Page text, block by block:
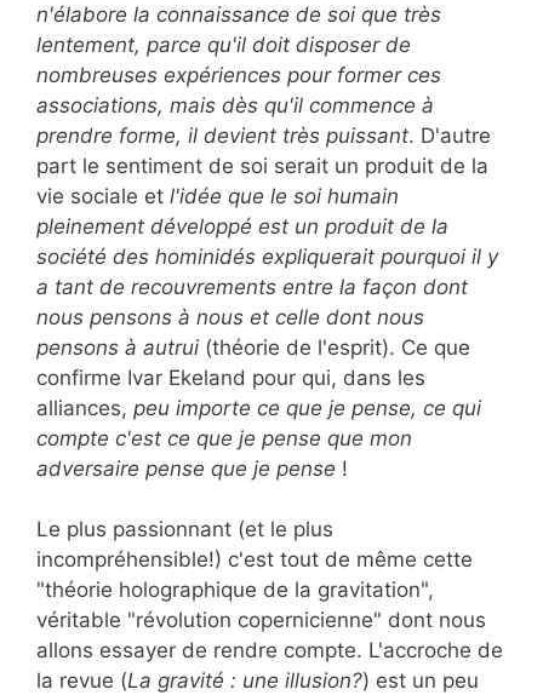
n'élabore la connaissance de soi que très
lentement, parce qu'il doit disposer de
nombreuses expériences pour former ces
associations, mais dès qu'il commence à
prendre forme, il devient très puissant. D'autre
part le sentiment de soi serait un produit de la
vie sociale et l'idée que le soi humain
pleinement développé est un produit de la
société des hominidés expliquerait pourquoi il y
a tant de recouvrements entre la façon dont
nous pensons à nous et celle dont nous
pensons à autrui (théorie de l'esprit). Ce que
confirme Ivar Ekeland pour qui, dans les
alliances, peu importe ce que je pense, ce qui
compte c'est ce que je pense que mon
adversaire pense que je pense !
Le plus passionnant (et le plus
incompréhensible!) c'est tout de même cette
"théorie holographique de la gravitation",
véritable "révolution copernicienne" dont nous
allons essayer de rendre compte. L'accroche de
la revue (La gravité : une illusion?) est un peu